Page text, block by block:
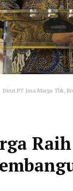
Dirut PT Jasa Marga Tbk,